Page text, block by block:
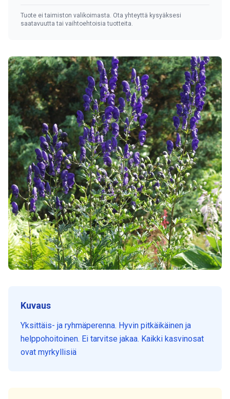
Tuote ei taimiston valikoimasta. Ota yhteyttä kysyäksesi
saatavuutta tai vaihtoehtoisia tuotteita.
Kuvaus
Yksittäis- ja ryhmäperenna. Hyvin pitkäikäinen ja
helppohoitoinen. Ei tarvitse jakaa. Kaikki kasvinosat
ovat myrkyllisiä